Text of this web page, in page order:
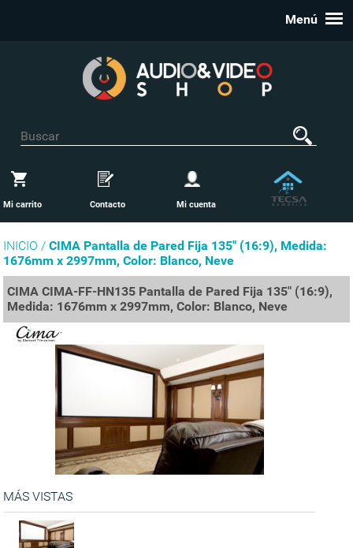
Menú
Mi carrito Contacto Mi cuenta
INICIO /CIMA Pantalla de Pared Fija 135" (16:9), Medida:
1676mm x 2997mm, Color: Blanco, Neve
CIMA CIMA-FF-HN135 Pantalla de Pared Fija 135" (16:9),
Medida: 1676mm x 2997mm, Color: Blanco, Neve
MÁS VISTAS